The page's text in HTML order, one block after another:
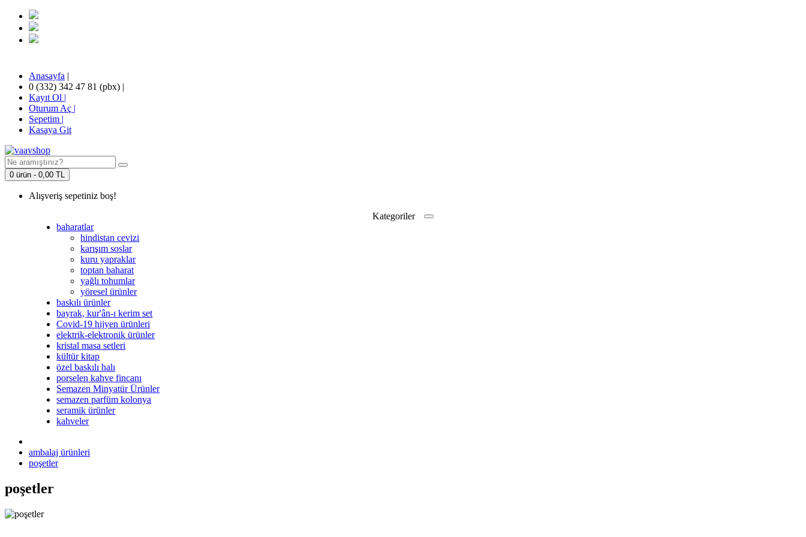
Anasayfa |
0 (332) 342 47 81 (pbx) |
Kayıt Ol |
Oturum Aç |
Sepetim |
Kasaya Git
0 ürün - 0,00 TL
Alışveriş sepetiniz boş!
Kategoriler
baharatlar
hindistan cevizi
karışım soslar
kuru yapraklar
toptan baharat
yağlı tohumlar
yöresel ürünler
baskılı ürünler
bayrak, kur'ân-ı kerim set
Covid-19 hijyen ürünleri
elektrik-elektronik ürünler
kristal masa setleri
kültür kitap
özel baskılı halı
porselen kahve fincanı
Semazen Minyatür Ürünler
semazen parfüm kolonya
seramik ürünler
kahveler
ambalaj ürünleri
poşetler
poşetler